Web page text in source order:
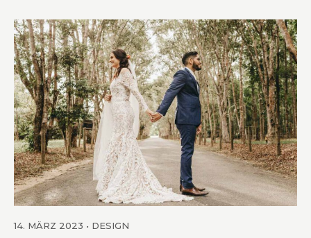
14. MÄRZ 2023 DESIGN